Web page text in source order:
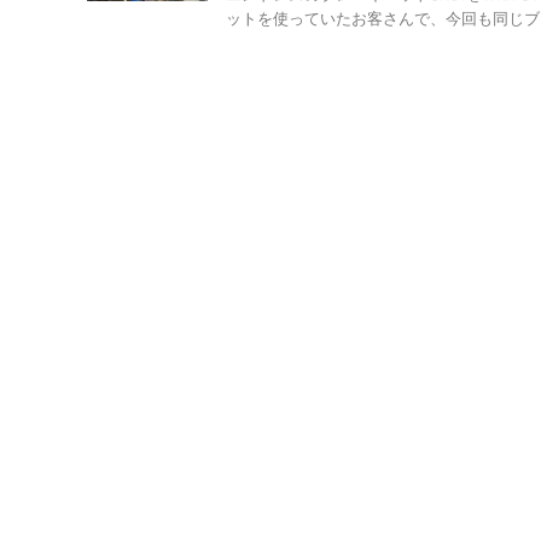
ットを使っていたお客さんで、今回も同じ